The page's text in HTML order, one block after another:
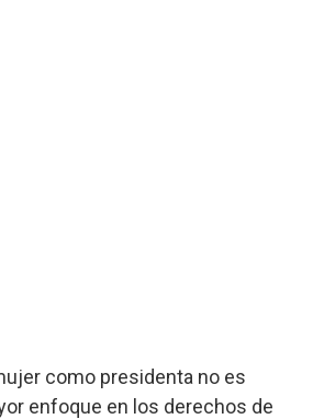
como presidenta no es
enfoque en los derechos de